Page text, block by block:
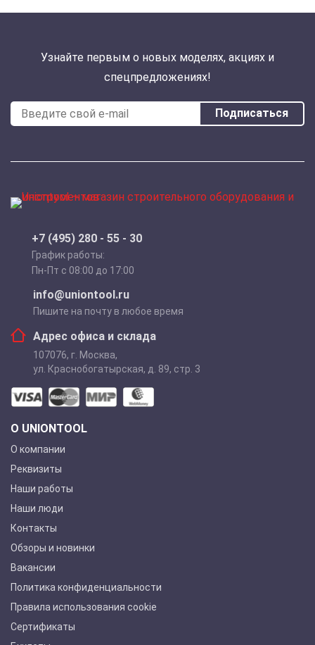
Узнайте первым о новых моделях, акциях и
спецпредложениях!
Подписаться
+7 (495) 280 - 55 - 30
График работы:
Пн-Пт с 08:00 до 17:00
info@uniontool.ru
Пишите на почту в любое время
Адрес офиса и склада
107076, г. Москва,
ул. Краснобогатырская, д. 89, стр. 3
О UNIONTOOL
О компании
Реквизиты
Наши работы
Наши люди
Контакты
Обзоры и новинки
Вакансии
Политика конфиденциальности
Правила использования cookie
Сертификаты